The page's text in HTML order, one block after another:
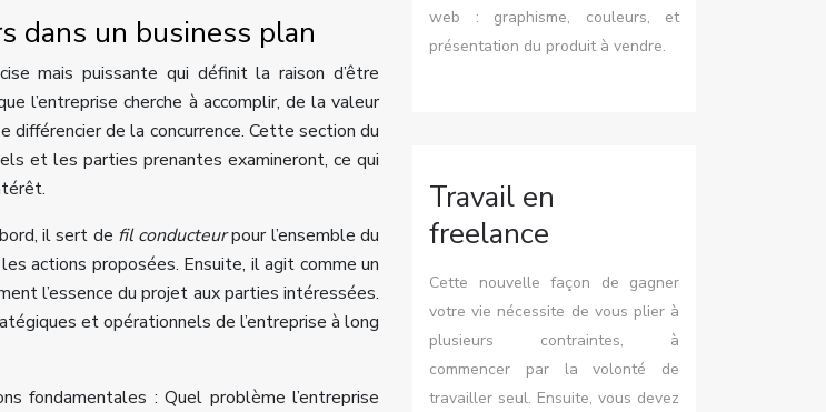
dans un business plan
mais puissante qui définit la raison d’être
l’entreprise cherche à accomplir, de la valeur
différencier de la concurrence. Cette section du
et les parties prenantes examineront, ce qui
il sert de fil conducteurpour l’ensemble du
actions proposées. Ensuite, il agit comme un
l’essence du projet aux parties intéressées.
et opérationnels de l’entreprise à long
fondamentales : Quel problème l’entreprise
web : graphisme, couleurs, et
présentation du produit à vendre.
Travail en
freelance
Cette nouvelle façon de gagner
votre vie nécessite de vous plier à
plusieurs contraintes, à
commencer par la volonté de
travailler seul. Ensuite, vous devez